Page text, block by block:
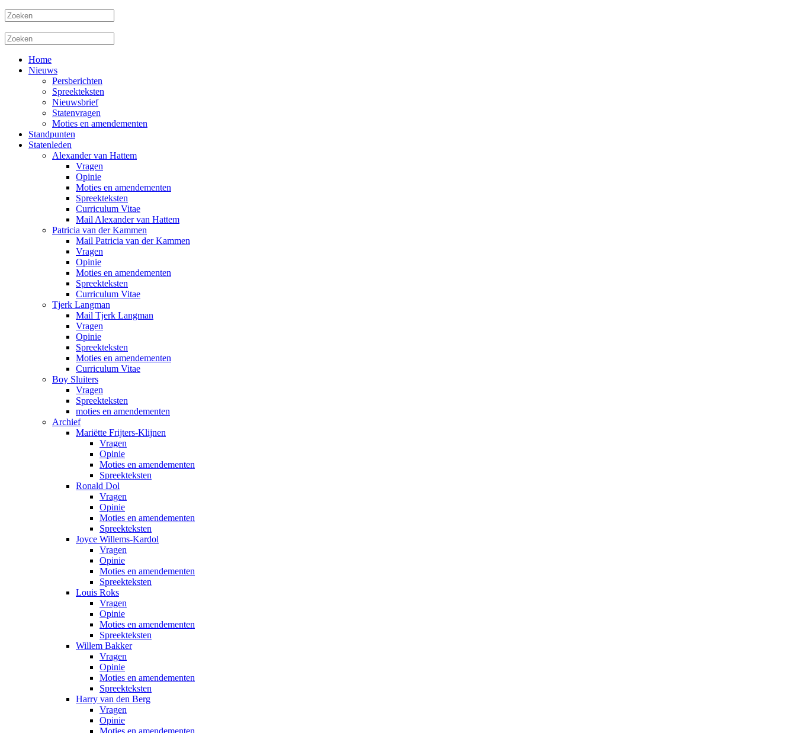
Home
Nieuws
Persberichten
Spreekteksten
Nieuwsbrief
Statenvragen
Moties en amendementen
Standpunten
Statenleden
Alexander van Hattem
Vragen
Opinie
Moties en amendementen
Spreekteksten
Curriculum Vitae
Mail Alexander van Hattem
Patricia van der Kammen
Mail Patricia van der Kammen
Vragen
Opinie
Moties en amendementen
Spreekteksten
Curriculum Vitae
Tjerk Langman
Mail Tjerk Langman
Vragen
Opinie
Spreekteksten
Moties en amendementen
Curriculum Vitae
Boy Sluiters
Vragen
Spreekteksten
moties en amendementen
Archief
Mariëtte Frijters-Klijnen
Vragen
Opinie
Moties en amendementen
Spreekteksten
Ronald Dol
Vragen
Opinie
Moties en amendementen
Spreekteksten
Joyce Willems-Kardol
Vragen
Opinie
Moties en amendementen
Spreekteksten
Louis Roks
Vragen
Opinie
Moties en amendementen
Spreekteksten
Willem Bakker
Vragen
Opinie
Moties en amendementen
Spreekteksten
Harry van den Berg
Vragen
Opinie
Moties en amendementen